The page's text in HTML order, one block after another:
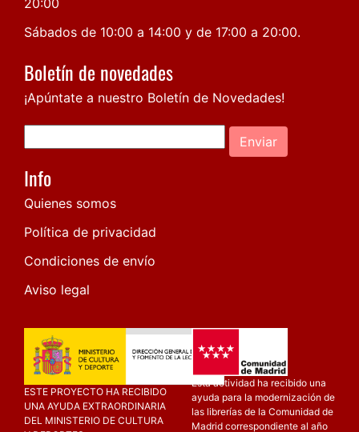
Sábados de 10:00 a 14:00 y de 17:00 a 20:00.
Boletín de novedades
¡Apúntate a nuestro Boletín de Novedades!
Enviar
Info
Quienes somos
Política de privacidad
Condiciones de envío
Aviso legal
ESTE PROYECTO HA RECIBIDO
UNA AYUDA EXTRAORDINARIA
DEL MINISTERIO DE CULTURA
Esta actividad ha recibido una
ayuda para la modernización de
las librerías de la Comunidad de
Madrid correspondiente al año